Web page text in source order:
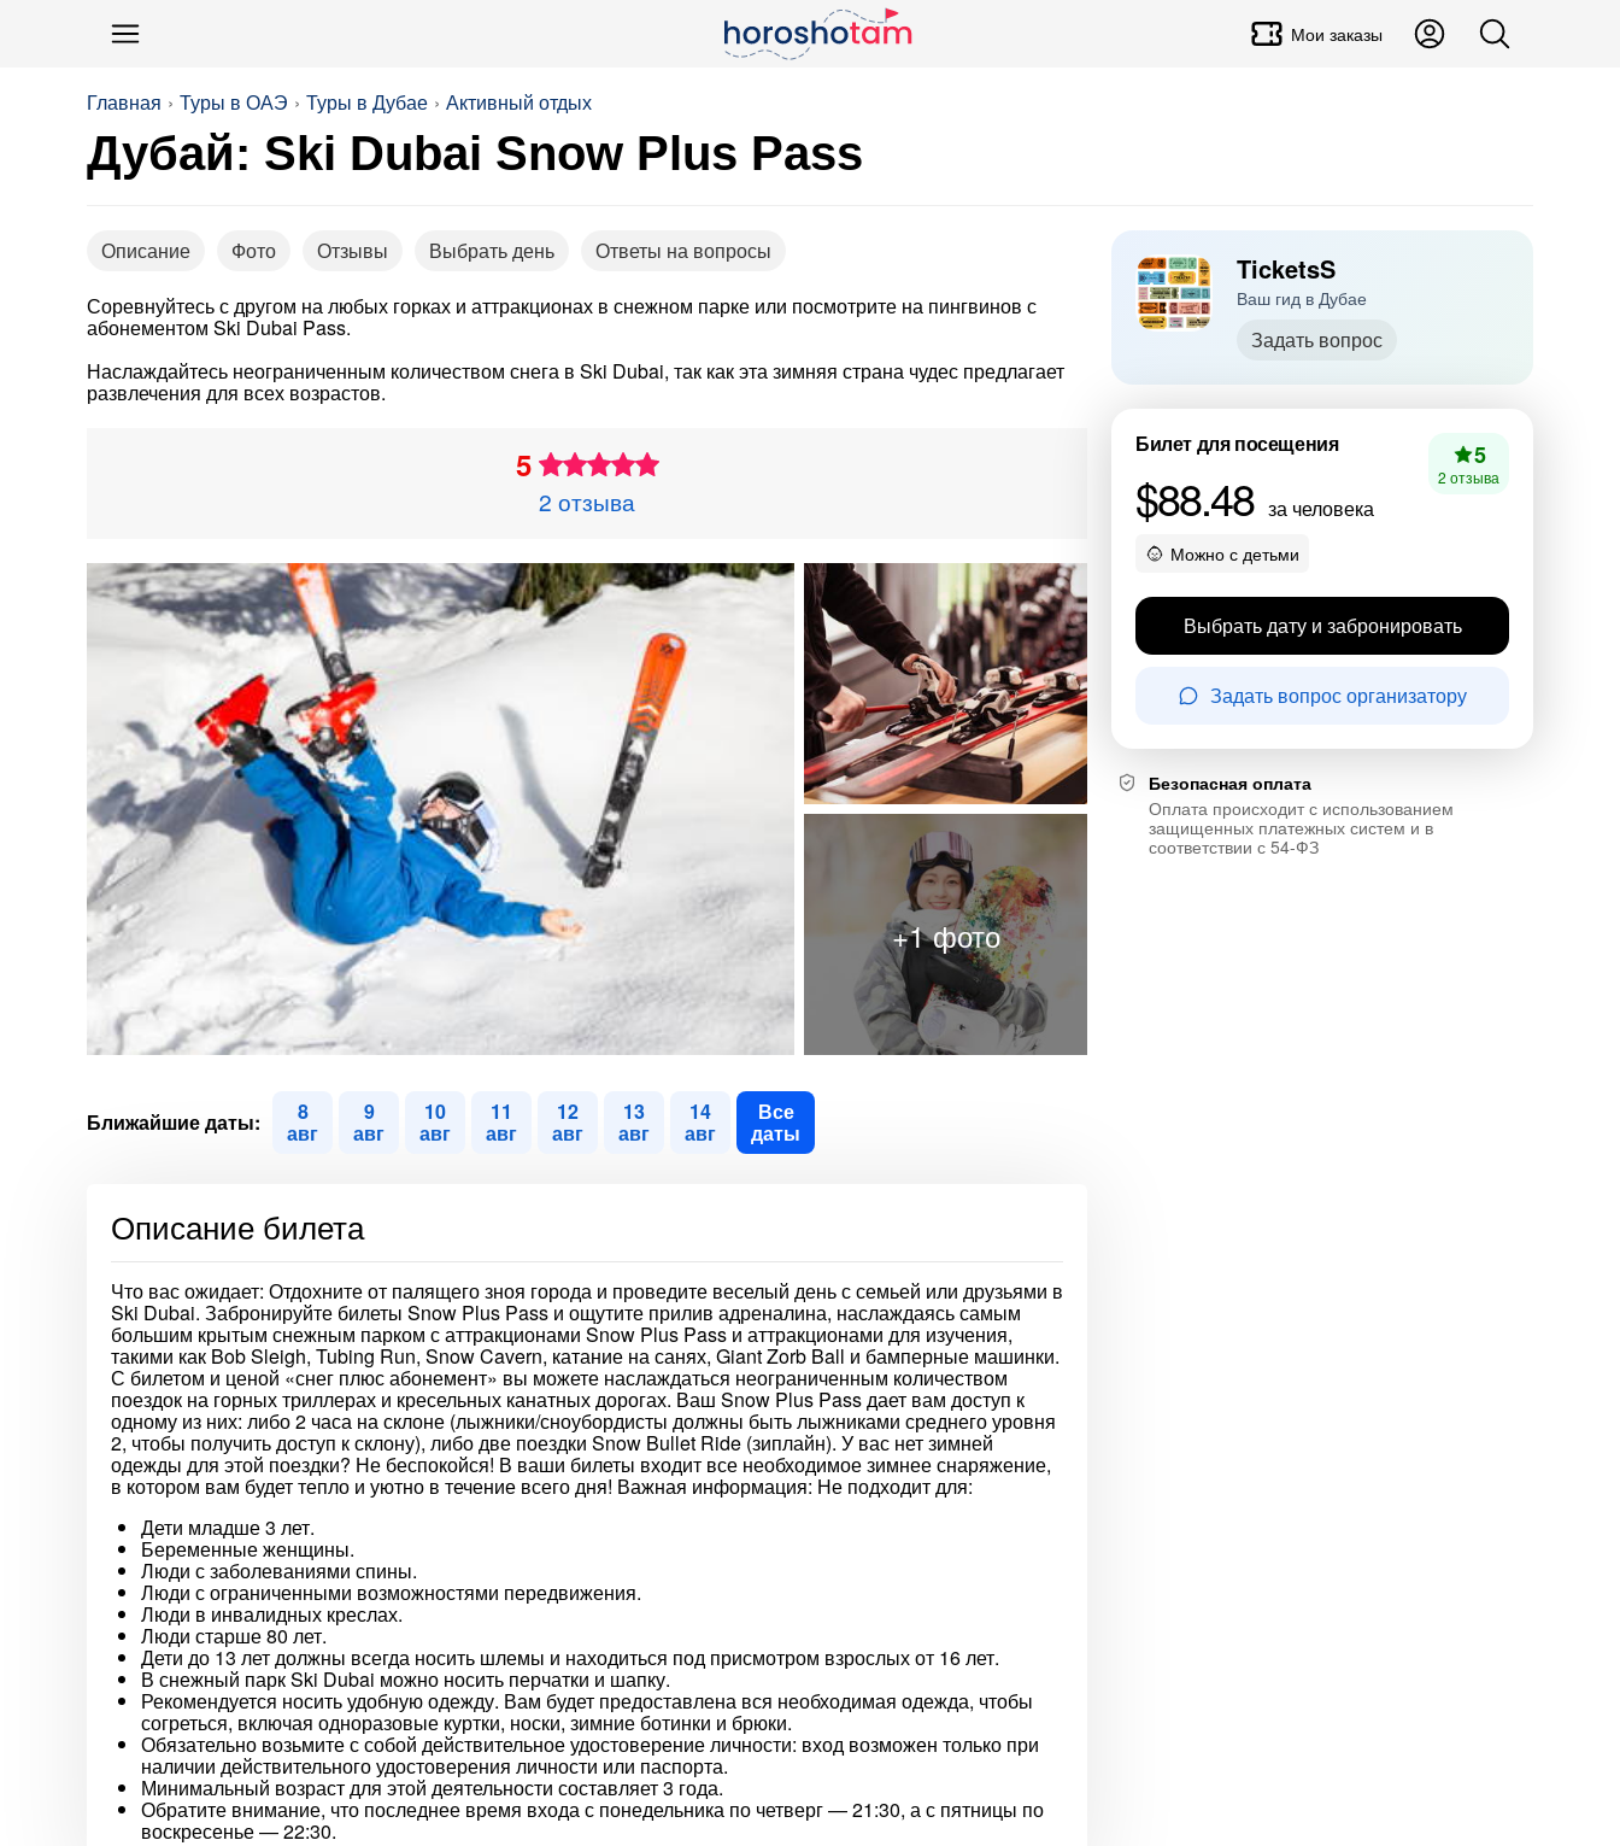
Мои заказы
Главная Туры в ОАЭ Туры в Дубае Активный отдых
Дубай: Ski Dubai Snow Plus Pass
Описание Фото Отзывы Выбрать день
Ответы на вопросы
Соревнуйтесь с другом на любых горках и аттракционах в снежном парке или посмотрите на пингвинов с
абонементом Ski Dubai Pass.
Наслаждайтесь неограниченным количеством снега в Ski Dubai, так как эта зимняя страна чудес предлагает
развлечения для всех возрастов.
5
2 отзыва
Ближайшие даты: 8
авг
9
авг
10
авг
11
авг
12
авг
13
авг
14
авг
Все
даты
Описание билета
Что вас ожидает: Отдохните от палящего зноя города и проведите веселый день с семьей или друзьями в
Ski Dubai. Забронируйте билеты Snow Plus Pass и ощутите прилив адреналина, наслаждаясь самым
большим крытым снежным парком с аттракционами Snow Plus Pass и аттракционами для изучения,
такими как Bob Sleigh, Tubing Run, Snow Cavern, катание на санях, Giant Zorb Ball и бамперные машинки.
С билетом и ценой «снег плюс абонемент» вы можете наслаждаться неограниченным количеством
поездок на горных триллерах и кресельных канатных дорогах. Ваш Snow Plus Pass дает вам доступ к
одному из них: либо 2 часа на склоне (лыжники/сноубордисты должны быть лыжниками среднего уровня
2, чтобы получить доступ к склону), либо две поездки Snow Bullet Ride (зиплайн). У вас нет зимней
одежды для этой поездки? Не беспокойся! В ваши билеты входит все необходимое зимнее снаряжение,
в котором вам будет тепло и уютно в течение всего дня! Важная информация: Не подходит для:
Дети младше 3 лет.
Беременные женщины.
Люди с заболеваниями спины.
Люди с ограниченными возможностями передвижения.
Люди в инвалидных креслах.
Люди старше 80 лет.
Дети до 13 лет должны всегда носить шлемы и находиться под присмотром взрослых от 16 лет.
В снежный парк Ski Dubai можно носить перчатки и шапку.
Рекомендуется носить удобную одежду. Вам будет предоставлена вся необходимая одежда, чтобы
согреться, включая одноразовые куртки, носки, зимние ботинки и брюки.
Обязательно возьмите с собой действительное удостоверение личности: вход возможен только при
наличии действительного удостоверения личности или паспорта.
Минимальный возраст для этой деятельности составляет 3 года.
Обратите внимание, что последнее время входа с понедельника по четверг — 21:30, а с пятницы по
воскресенье — 22:30.
TicketsS
Ваш гид в Дубае
Задать вопрос
Билет для посещения
$88.48 за человека
5
2 отзыва
Можно с детьми
Выбрать дату и забронировать
Задать вопрос организатору
Безопасная оплата
Оплата происходит с использованием
защищенных платежных систем и в
соответствии с 54-ФЗ